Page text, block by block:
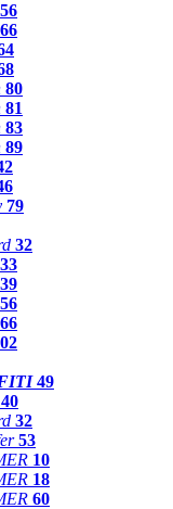
56
66
80
81
83
89
79
32
33
39
56
66
02
49
40
32
53
10
18
60